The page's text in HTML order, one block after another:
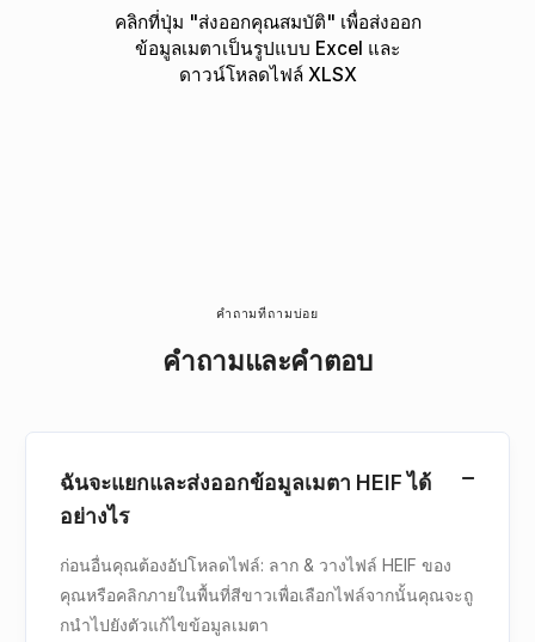
คลิกที่ปุ่ม "ส่งออกคุณสมบัติ" เพื่อส่งออก
ข้อมูลเมตาเป็นรูปแบบ Excel และ
ดาวน์โหลดไฟล์ XLSX
คำถามที่ถามบ่อย
คําถามและคําตอบ
ฉันจะแยกและส่งออกข้อมูลเมตา HEIF ได้
อย่างไร
ก่อนอื่นคุณต้องอัปโหลดไฟล์: ลาก & วางไฟล์ HEIF ของ
คุณหรือคลิกภายในพื้นที่สีขาวเพื่อเลือกไฟล์จากนั้นคุณจะถู
กนําไปยังตัวแก้ไขข้อมูลเมตา